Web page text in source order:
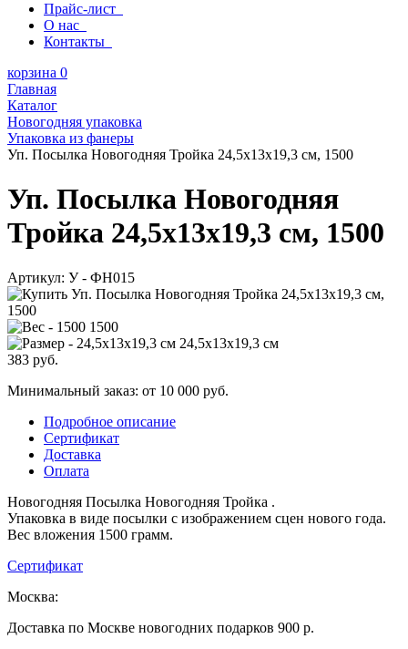
Прайс-лист
О нас
Контакты
корзина 0
Главная
Каталог
Новогодняя упаковка
Упаковка из фанеры
Уп. Посылка Новогодняя Тройка 24,5х13х19,3 см, 1500
Уп. Посылка Новогодняя
Тройка 24,5х13х19,3 см, 1500
Артикул: У - ФН015
1500
24,5х13х19,3 см
383 руб.
Минимальный заказ: от 10 000 руб.
Подробное описание
Сертификат
Доставка
Оплата
Новогодняя Посылка Новогодняя Тройка .
Упаковка в виде посылки с изображением сцен нового года.
Вес вложения 1500 грамм.
Сертификат
Москва:
Доставка по Москве новогодних подарков 900 р.